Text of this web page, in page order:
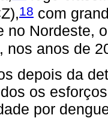
18 com
no Nordeste,
nos anos de
depois da
os
por